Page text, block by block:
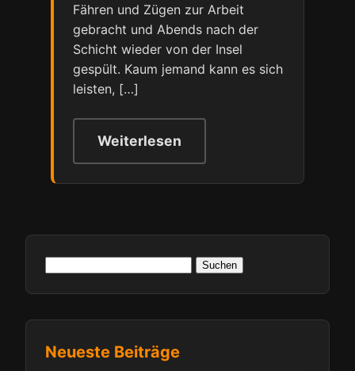
Fähren und Zügen zur Arbeit
gebracht und Abends nach der
Schicht wieder von der Insel
gespült. Kaum jemand kann es sich
leisten, […]
Weiterlesen
Suchen
Neueste Beiträge